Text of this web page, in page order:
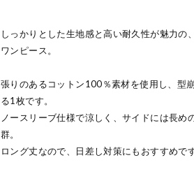
しっかりとした生地感と高い耐久性が魅力の
ワンピース。
張りのあるコットン100％素材を使用し、型
る1枚です。
ノースリーブ仕様で涼しく、サイドには長め
群。
ロング丈なので、日差し対策にもおすすめです